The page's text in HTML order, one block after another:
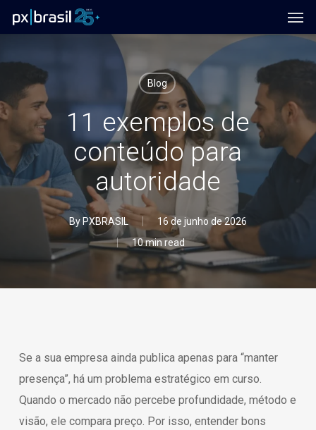
to
Blog
11 exemplos de
conteúdo para
autoridade
By PXBRASIL
16 de junho de 2026
10 min read
Se a sua empresa ainda publica apenas para “manter
presença”, há um problema estratégico em curso.
Quando o mercado não percebe profundidade, método e
visão, ele compara preço. Por isso, entender bons